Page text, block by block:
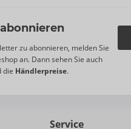
abonnieren
zu abonnieren, melden Sie
an. Dann sehen Sie auch
die Händlerpreise.
Service